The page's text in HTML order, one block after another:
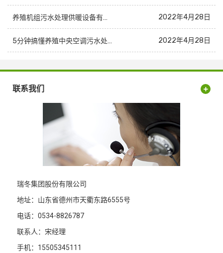
养殖机组污水处理供暖设备有哪些 2022年4月28日
5分钟搞懂养殖中央空调污水处理设备工艺及供暖设备 2022年4月28日
联系我们
瑞冬集团股份有限公司
地址：山东省德州市天衢东路6555号
电话：0534-8826787
联系人：宋经理
手机：15505345111